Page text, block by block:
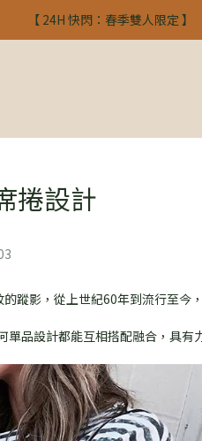
【 24H 快閃：春季雙人限定 】
【 24H 快閃：春季雙人限定 】
捲設計
蹤影，從上世紀60年到流行至今，
品設計都能互相搭配融合，具有